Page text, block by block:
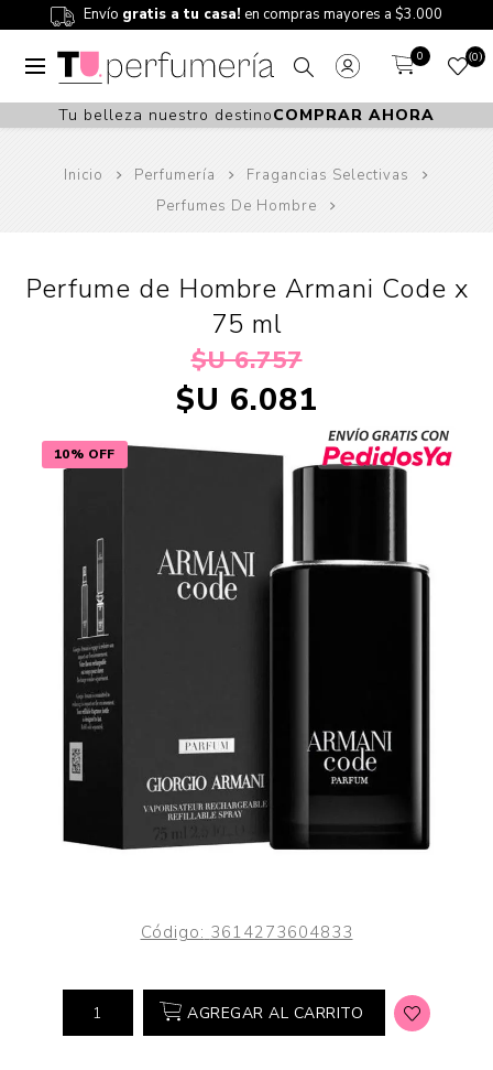
Envío gratis a tu casa! en compras mayores a $3.000
0 0
Tu belleza nuestro destinoCOMPRAR AHORA
Inicio Perfumería
Fragancias Selectivas
Perfumes De Hombre
10% OFF
Perfume de Hombre Armani Code x
75 ml
$U 6.757
$U 6.081
Código: 3614273604833
AGREGAR AL CARRITO